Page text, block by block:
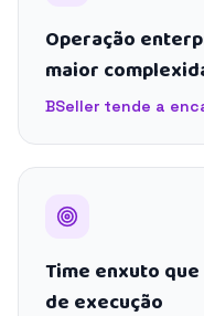
Operação
maior
BSeller tende a
Time enxuto
de execução